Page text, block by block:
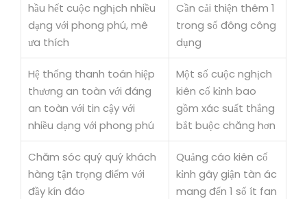
hầu hết cuộc nghịch nhiều
dạng với phong phú, mê
ưa thích
Cần cải thiện thêm 1
trong số đông công
dụng
Hệ thống thanh toán hiệp
thương an toàn với đáng
an toàn với tin cậy với
nhiều dạng với phong phú
Một số cuộc nghịch
kiên cố kỉnh bao
gồm xác suất thắng
bắt buộc chăng hơn
Chăm sóc quý quý khách
hàng tận trọng điểm với
đầy kín đáo
Quảng cáo kiên cố
kỉnh gây giận tàn ác
mang đến 1 số ít fan